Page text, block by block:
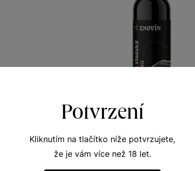
Ryzlink vlašský
Naše klenoty
výběr z hroznů 2023
Potvrzení
Kliknutím na tlačítko níže potvrzujete,
že je vám více než 18 let.